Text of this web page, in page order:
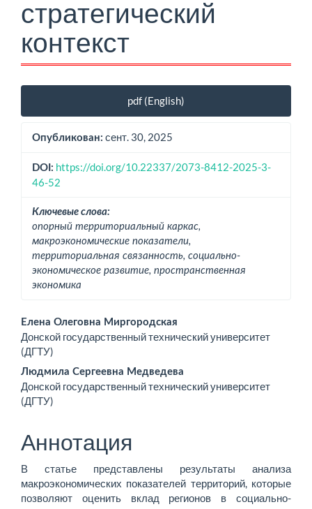
стратегический
контекст
Боковая
панель
статьи
pdf (English)
Опубликован: сент. 30, 2025
DOI: https://doi.org/10.22337/2073-8412-2025-3-
46-52
Ключевые слова:
опорный территориальный каркас,
макроэкономические показатели,
территориальная связанность, социально-
экономическое развитие, пространственная
экономика
Основное
содержимое
статьи
Елена Олеговна Миргородская
Донской государственный технический университет
(ДГТУ)
Людмила Сергеевна Медведева
Донской государственный технический университет
(ДГТУ)
Аннотация
В статье представлены результаты анализа
макроэкономических показателей территорий, которые
позволяют оценить вклад регионов в социально-